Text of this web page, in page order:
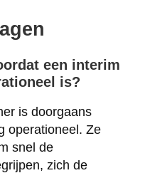
een interim
is?
is doorgaans
operationeel. Ze
snel de
zich de